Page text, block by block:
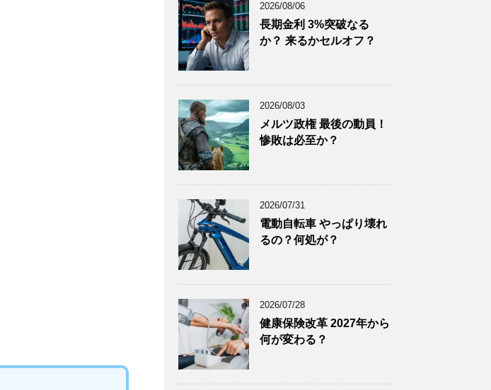
2025年11月(12)
2025年10月 (10)
2025年9月
2025年7月
2025年6月
(9)
2025年5月
(8)
2025年4月
2025年3月(9)
2025年2月
(8)
2025年1月
(8)
2024年12月
2024年9月
(9)
2024年8月
(9)
2024年7月
2024年6月(7)
2026/08/06
長期金利 3%突破なる
か？ 来るかセルオフ？
2026/08/03
メルツ政権 最後の動員！
惨敗は必至か？
2026/07/31
電動自転車 やっぱり壊れ
るの？何処が？
2026/07/28
健康保険改革 2027年から
何が変わる？